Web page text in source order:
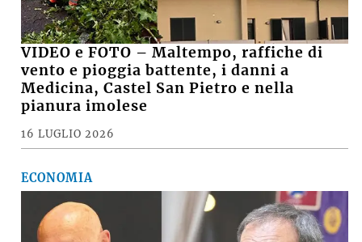
VIDEO e FOTO – Maltempo, raffiche di
vento e pioggia battente, i danni a
Medicina, Castel San Pietro e nella
pianura imolese
16 LUGLIO 2026
ECONOMIA